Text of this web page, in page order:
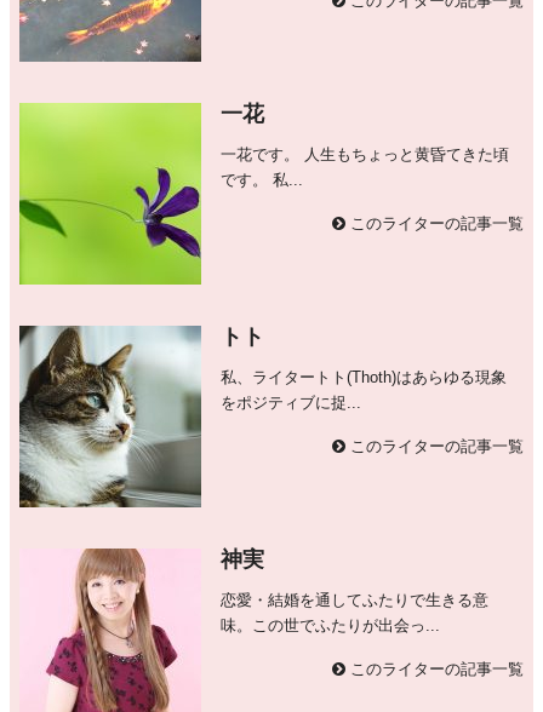
一花
一花です。 人生もちょっと黄昏てきた頃
です。 私...
このライターの記事一覧
トト
私、ライタートト(Thoth)はあらゆる現象
をポジティブに捉...
このライターの記事一覧
神実
恋愛・結婚を通してふたりで生きる意
味。この世でふたりが出会っ...
このライターの記事一覧